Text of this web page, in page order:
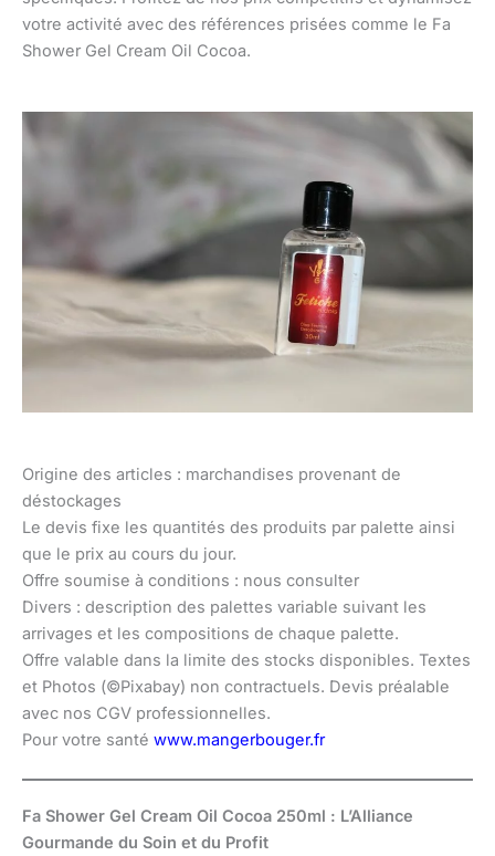
votre activité avec des références prisées comme le Fa
Shower Gel Cream Oil Cocoa.
Origine des articles : marchandises provenant de
déstockages
Le devis fixe les quantités des produits par palette ainsi
que le prix au cours du jour.
Offre soumise à conditions : nous consulter
Divers : description des palettes variable suivant les
arrivages et les compositions de chaque palette.
Offre valable dans la limite des stocks disponibles. Textes
et Photos (©Pixabay) non contractuels. Devis préalable
avec nos CGV professionnelles.
Pour votre santé www.mangerbouger.fr
Fa Shower Gel Cream Oil Cocoa 250ml : L’Alliance
Gourmande du Soin et du Profit